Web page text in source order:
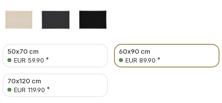
50x70 cm
EUR 59.90 *
60x90 cm
EUR 89.90 *
70x120 cm
EUR 119.90 *